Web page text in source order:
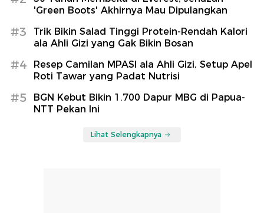
'Green Boots' Akhirnya Mau Dipulangkan
#3
Trik Bikin Salad Tinggi Protein-Rendah Kalori
ala Ahli Gizi yang Gak Bikin Bosan
#4
Resep Camilan MPASI ala Ahli Gizi, Setup Apel
Roti Tawar yang Padat Nutrisi
#5
BGN Kebut Bikin 1.700 Dapur MBG di Papua-
NTT Pekan Ini
Lihat Selengkapnya